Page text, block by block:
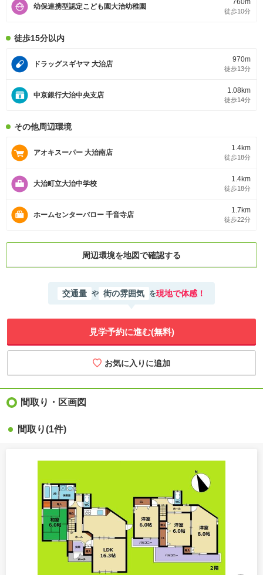
幼保連携型認定こども園大治幼稚園
760m
徒歩10分
徒歩15分以内
ドラッグスギヤマ 大治店
970m
徒歩13分
中京銀行大治中央支店
1.08km
徒歩14分
その他周辺環境
アオキスーパー 大治南店
1.4km
徒歩18分
大治町立大治中学校
1.4km
徒歩18分
ホームセンターバロー 千音寺店
1.7km
徒歩22分
周辺環境を地図で確認する
交通量 や 街の雰囲気 を現地で体感！
見学予約に進む(無料)
間取り・区画図
間取り(1件)